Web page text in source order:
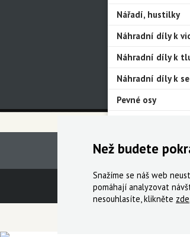
Nářadí, hustilky
Náhradní díly k
Náhradní díly k
Náhradní díly k
Pevné osy
Technická podpora
Než budete
Snažíme se náš web
pomáhají analyzovat
nesouhlasíte, klikněte zde